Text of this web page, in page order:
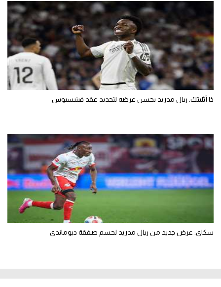
ذا أثليتك: ريال مدريد يحسن عرضه لتجديد عقد فينيسيوس
سكاي: عرض جديد من ريال مدريد لحسم صفقة ديوماندي